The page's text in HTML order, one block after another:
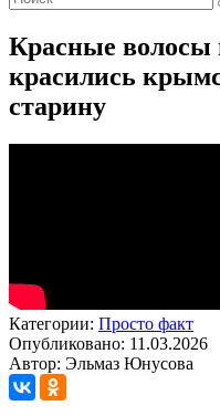
Красные волосы
красились
старину
Категории: Просто факт
Опубликовано: 11.03.2026
Автор: Эльмаз Юнусова